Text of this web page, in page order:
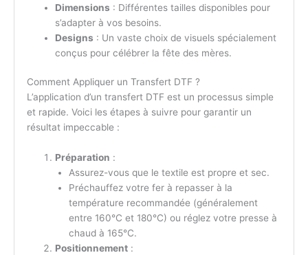
Dimensions : Différentes tailles disponibles pour
s’adapter à vos besoins.
Designs : Un vaste choix de visuels spécialement
conçus pour célébrer la fête des mères.
Comment Appliquer un Transfert DTF ?
L’application d’un transfert DTF est un processus simple
et rapide. Voici les étapes à suivre pour garantir un
résultat impeccable :
Préparation :
Assurez-vous que le textile est propre et sec.
Préchauffez votre fer à repasser à la
température recommandée (généralement
entre 160°C et 180°C) ou réglez votre presse à
chaud à 165°C.
Positionnement: